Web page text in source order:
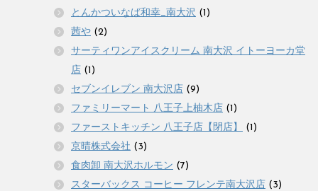
とんかついなば和幸_南大沢 (1)
茜や (2)
サーティワンアイスクリーム 南大沢 イトーヨーカ堂
店 (1)
セブンイレブン 南大沢店 (9)
ファミリーマート 八王子上柚木店 (1)
ファーストキッチン 八王子店【閉店】
(1)
京晴株式会社 (3)
食肉卸 南大沢ホルモン (7)
スターバックス コーヒー フレンテ南大沢店 (3)